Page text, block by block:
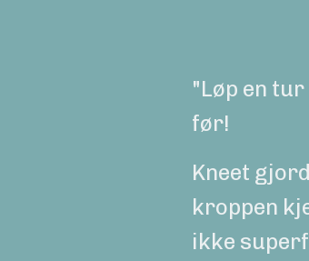
"Løp en
før!
Kneet
kroppen
ikke